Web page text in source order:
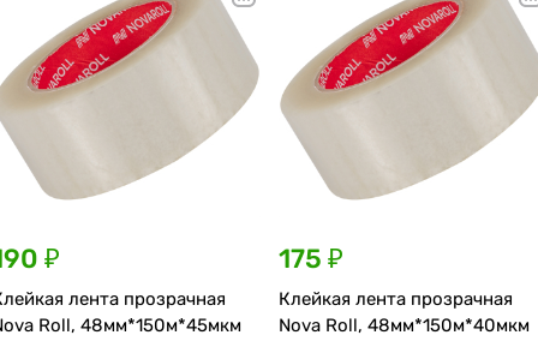
₽
лента прозрачная
Roll, 48мм*150м*45мкм
175 ₽
Клейкая лента прозрачная
Nova Roll, 48мм*150м*40мкм